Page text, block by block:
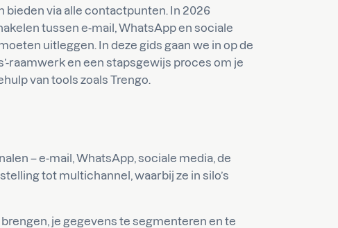
bieden via alle contactpunten. In 2026
tussen e-mail, WhatsApp en sociale
uitleggen. In deze gids gaan we in op de
raamwerk en een stapsgewijs proces om je
van tools zoals Trengo.
– e-mail, WhatsApp, sociale media, de
tot multichannel, waarbij ze in silo’s
je gegevens te segmenteren en te